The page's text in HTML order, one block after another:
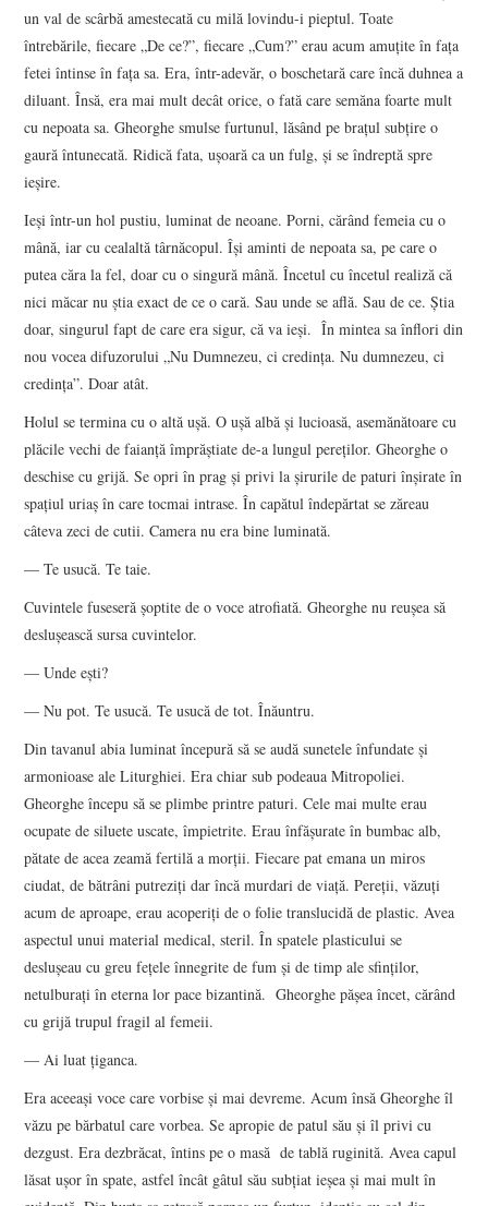
un val de scârbă amestecată cu milă lovindu-i pieptul. Toate
întrebările, fiecare „De ce?”, fiecare „Cum?” erau acum amuțite în fața
fetei întinse în fața sa. Era, într-adevăr, o boschetară care încă duhnea a
diluant. Însă, era mai mult decât orice, o fată care semăna foarte mult
cu nepoata sa. Gheorghe smulse furtunul, lăsând pe brațul subțire o
gaură întunecată. Ridică fata, ușoară ca un fulg, și se îndreptă spre
ieșire.
Ieși într-un hol pustiu, luminat de neoane. Porni, cărând femeia cu o
mână, iar cu cealaltă târnăcopul. Își aminti de nepoata sa, pe care o
putea căra la fel, doar cu o singură mână. Încetul cu încetul realiză că
nici măcar nu știa exact de ce o cară. Sau unde se află. Sau de ce. Știa
doar, singurul fapt de care era sigur, că va ieși. În mintea sa înflori din
nou vocea difuzorului „Nu Dumnezeu, ci credința. Nu dumnezeu, ci
credința”. Doar atât.
Holul se termina cu o altă ușă. O ușă albă și lucioasă, asemănătoare cu
plăcile vechi de faianță împrăștiate de-a lungul pereților. Gheorghe o
deschise cu grijă. Se opri în prag și privi la șirurile de paturi înșirate în
spațiul uriaș în care tocmai intrase. În capătul îndepărtat se zăreau
câteva zeci de cutii. Camera nu era bine luminată.
— Te usucă. Te taie.
Cuvintele fuseseră șoptite de o voce atrofiată. Gheorghe nu reușea să
deslușească sursa cuvintelor.
— Unde ești?
— Nu pot. Te usucă. Te usucă de tot. Înăuntru.
Din tavanul abia luminat începură să se audă sunetele înfundate și
armonioase ale Liturghiei. Era chiar sub podeaua Mitropoliei.
Gheorghe începu să se plimbe printre paturi. Cele mai multe erau
ocupate de siluete uscate, împietrite. Erau înfășurate în bumbac alb,
pătate de acea zeamă fertilă a morții. Fiecare pat emana un miros
ciudat, de bătrâni putreziți dar încă murdari de viață. Pereții, văzuți
acum de aproape, erau acoperiți de o folie translucidă de plastic. Avea
aspectul unui material medical, steril. În spatele plasticului se
deslușeau cu greu fețele înnegrite de fum și de timp ale sfinților,
netulburați în eterna lor pace bizantină. Gheorghe pășea încet, cărând
cu grijă trupul fragil al femeii.
— Ai luat țiganca.
Era aceeași voce care vorbise și mai devreme. Acum însă Gheorghe îl
văzu pe bărbatul care vorbea. Se apropie de patul său și îl privi cu
dezgust. Era dezbrăcat, întins pe o masă de tablă ruginită. Avea capul
lăsat ușor în spate, astfel încât gâtul său subțiat ieșea și mai mult în